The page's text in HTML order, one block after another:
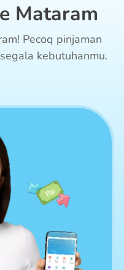
Mataram
Pecoq pinjaman
kebutuhanmu.